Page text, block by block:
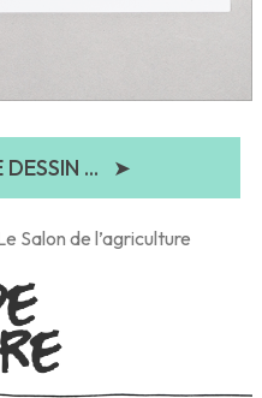
... ➤
Salon de l’agriculture